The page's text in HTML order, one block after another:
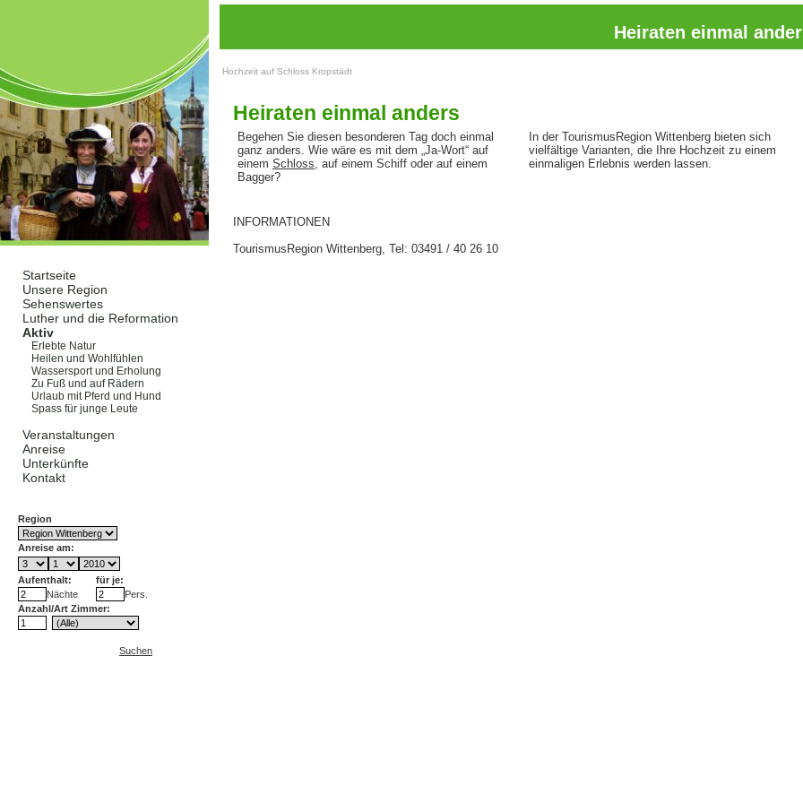
Startseite
Unsere Region
Sehenswertes
Luther und die Reformation
Aktiv
Erlebte Natur
Heilen und Wohlfühlen
Wassersport und Erholung
Zu Fuß und auf Rädern
Urlaub mit Pferd und Hund
Spass für junge Leute
Veranstaltungen
Anreise
Unterkünfte
Kontakt
Region
Anreise am:
Aufenthalt:
für je:
Nächte
Pers.
Anzahl/Art Zimmer:
Suchen
Heiraten einmal
Hochzeit auf Schloss Kropstädt
Heiraten einmal anders
Begehen Sie diesen besonderen Tag doch einmal
ganz anders. Wie wäre es mit dem „Ja-Wort“ auf
einem Schloss, auf einem Schiff oder auf einem
Bagger?
In der TourismusRegion Wittenberg bieten sich
vielfältige Varianten, die Ihre Hochzeit zu einem
einmaligen Erlebnis werden lassen.
INFORMATIONEN
TourismusRegion Wittenberg, Tel: 03491 / 40 26 10